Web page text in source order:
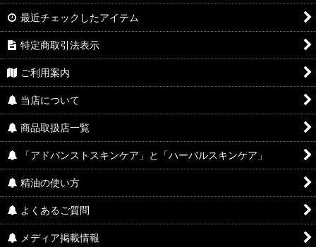
最近チェックしたアイテム
特定商取引法表示
ご利用案内
当店について
商品取扱店一覧
「アドバンストスキンケア」と「ハーバルスキンケア」
精油の使い方
よくあるご質問
メディア掲載情報